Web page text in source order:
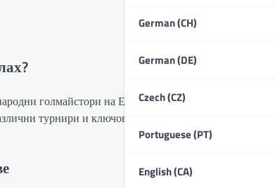
German (CH)
German (DE)
Czech (CZ)
Portuguese (PT)
English (CA)
голмайстори на Египет, с значителен брой
турнири и ключови мачове е утвърдил статуса